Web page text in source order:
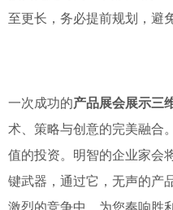
至更长，务必提前规划，避
一次成功的产品展会展示三
术、策略与创意的完美融合
值的投资。明智的企业家会
键武器，通过它，无声的产